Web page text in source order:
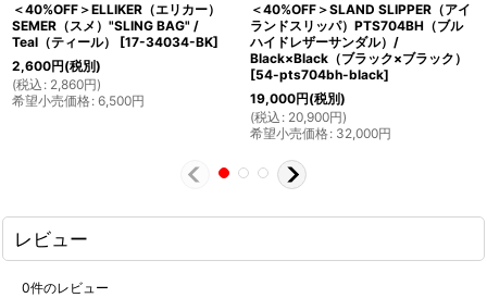
＜40%OFF＞ELLIKER（エリカー）
SEMER（スメ）"SLING BAG" /
Teal（ティール）
[17-34034-BK]
2,600円(税別)
(税込 : 2,860円)
希望小売価格: 6,500円
＜40%OFF＞SLAND SLIPPER（アイ
ランドスリッパ）PTS704BH（ブル
ハイドレザーサンダル）/
Black×Black（ブラック×ブラック）
[54-pts704bh-black]
19,000円(税別)
(税込 : 20,900円)
希望小売価格: 32,000円
レビュー
0件のレビュー